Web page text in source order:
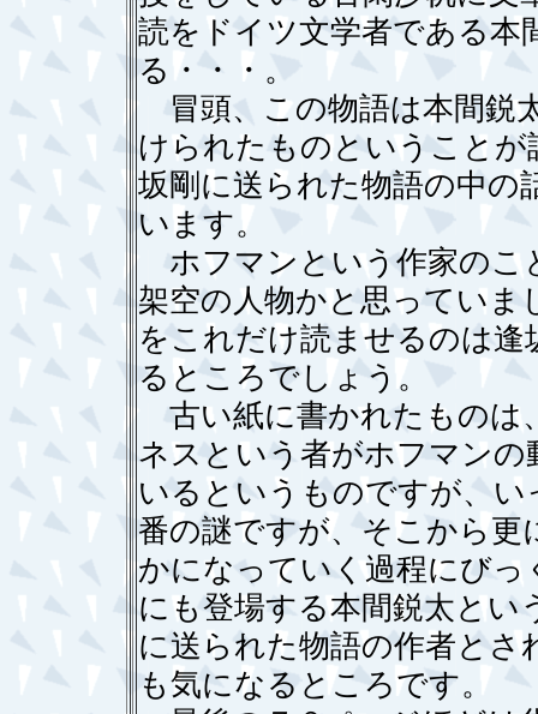
読をドイツ文学者である本
る・・・。
冒頭、この物語は本間鋭
けられたものということ
坂剛に送られた物語の中の
います。
ホフマンという作家のこ
架空の人物かと思っていま
をこれだけ読ませるのは
るところでしょう。
古い紙に書かれたものは
ネスという者がホフマン
いるというものですが、
番の謎ですが、そこから更
かになっていく過程にび
にも登場する本間鋭太とい
に送られた物語の作者とさ
も気になるところです。